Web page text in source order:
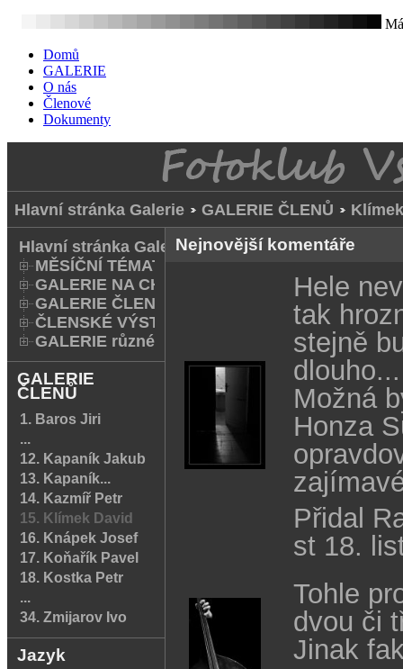
Domů
GALERIE
O nás
Členové
Dokumenty
Hlavní stránka Galerie GALERIE ČLENŮ
Hlavní stránka Galerie
MĚSÍČNÍ TÉMATA
GALERIE NA CHODNÍKU
GALERIE ČLENŮ
ČLENSKÉ VÝSTAVY A FOTO Q
GALERIE různé
GALERIE
ČLENŮ
1. Baros Jiri
...
12. Kapaník Jakub
13. Kapaník...
14. Kazmíř Petr
15. Klímek David
16. Knápek Josef
17. Koňařík Pavel
18. Kostka Petr
...
34. Zmijarov Ivo
Jazyk
Nejnovější komentáře
Hele
tak
stejně
dlouho...
Možná
Honza
Přidal
st 18.
Tohle
dvou či
Jinak